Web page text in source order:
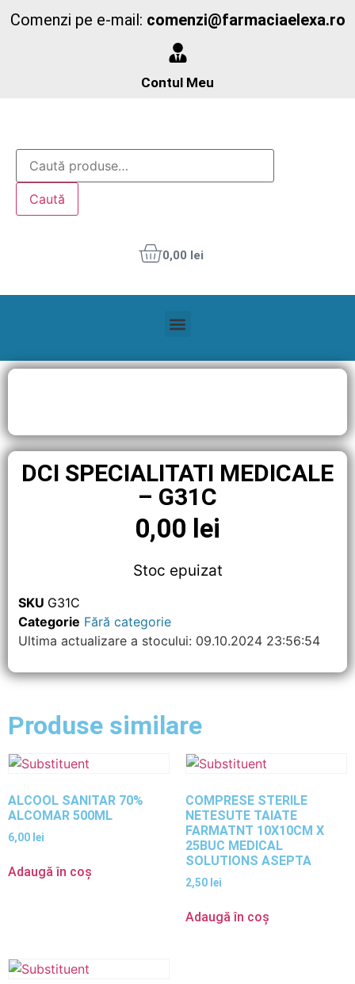
Comenzi pe e-mail: comenzi@farmaciaelexa.ro
Contul Meu
Caută
0,00 lei
DCI SPECIALITATI MEDICALE
– G31C
0,00 lei
Stoc epuizat
SKU G31C
Categorie Fără categorie
Ultima actualizare a stocului: 09.10.2024 23:56:54
Produse similare
ALCOOL SANITAR 70%
ALCOMAR 500ML
6,00 lei
Adaugă în coș
COMPRESE STERILE
NETESUTE TAIATE
FARMATNT 10X10CM X
25BUC MEDICAL
SOLUTIONS ASEPTA
2,50 lei
Adaugă în coș